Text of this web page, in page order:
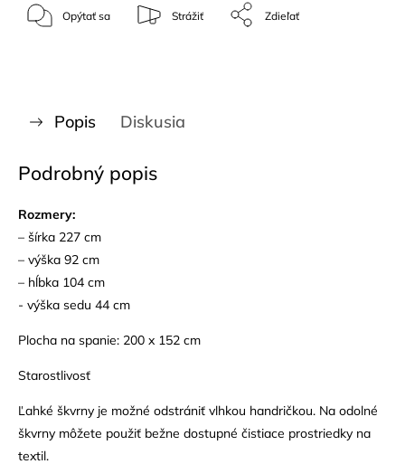
Opýtať sa Strážiť Zdieľať
Popis Diskusia
Podrobný popis
Rozmery:
– šírka 227 cm
– výška 92 cm
– hĺbka 104 cm
- výška sedu 44 cm
Plocha na spanie: 200 x 152 cm
Starostlivosť
Ľahké škvrny je možné odstrániť vlhkou handričkou. Na odolné
škvrny môžete použiť bežne dostupné čistiace prostriedky na
textil.